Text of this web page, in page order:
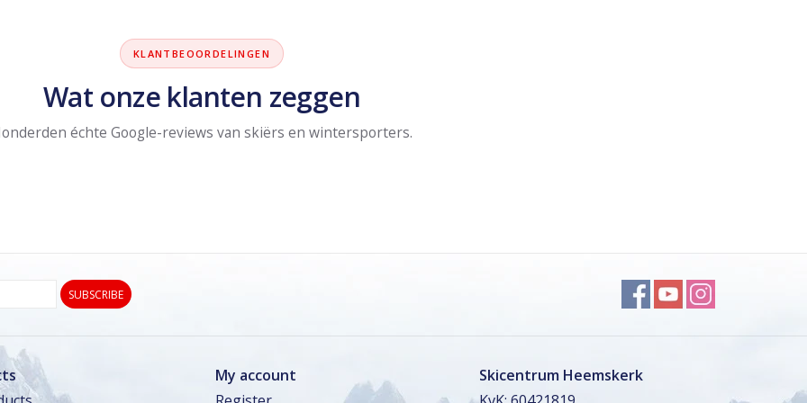
KLANTBEOORDELINGEN
Wat onze klanten zeggen
échte Google-reviews van skiërs en wintersporters.
SUBSCRIBE
My account
Skicentrum Heemskerk